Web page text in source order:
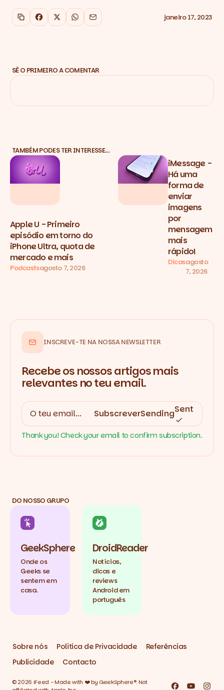
Copiar link
Facebook
X WhatsApp
Email janeiro 17, 2023
SÊ O PRIMEIRO A COMENTAR
TAMBÉM PODES TER INTERESSE…
Apple U - Primeiro
episódio em torno do
iPhone Ultra, quota de
mercado e mais
Podcastsagosto 7, 2026
iMessage -
Há uma
forma de
enviar
imagens
por
mensagem
mais
rápido!
Dicasagosto
7, 2026
INSCREVE-TE NA NOSSA NEWSLETTER
Recebe os nossos artigos mais
relevantes no teu email.
SubscreverSendingSent
Thank you! Check your email to confirm subscription.
DO NOSSO GRUPO
GeekSphere
Onde os
Geeks se
sentem em
casa.
DroidReader
Notícias,
dicas e
reviews
Android em
português
Sobre nós Politica de Privacidade
Referências
Publicidade
Contacto
© 2026 iFeed - Made with ❤️ by GeekSphere®. Not
Facebook
YouTube